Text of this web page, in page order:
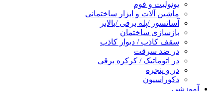
یونولیت و فوم
ماشین آلات و ابزار ساختمانی
آسانسور /پله برقی /بالابر
بازسازی ساختمان
سقف کاذب / دیوار کاذب
در ضد سرقت
در اتوماتیک / کرکره برقی
در و پنجره
دکوراسیون
آموزشی